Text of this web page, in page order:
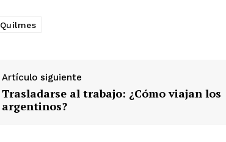
Quilmes
Artículo siguiente
Trasladarse al trabajo: ¿Cómo viajan los
argentinos?